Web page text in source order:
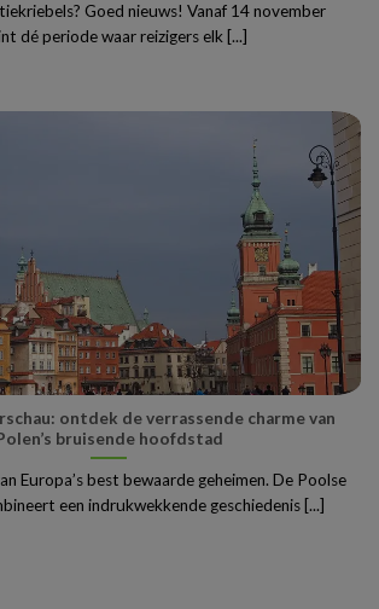
Goed nieuws! Vanaf 14 november
dé periode waar reizigers elk [...]
ontdek de verrassende charme van
bruisende hoofdstad
Europa’s best bewaarde geheimen. De Poolse
een indrukwekkende geschiedenis [...]